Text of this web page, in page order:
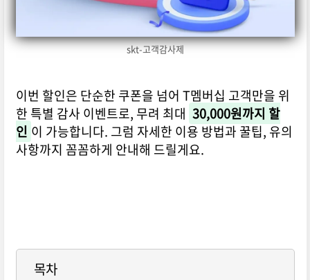
skt-고객감사제
이번 할인은 단순한 쿠폰을 넘어 T멤버십 고객만을 위
한 특별 감사 이벤트로, 무려 최대 30,000원까지 할
인 이 가능합니다. 그럼 자세한 이용 방법과 꿀팁, 유의
사항까지 꼼꼼하게 안내해 드릴게요.
목차